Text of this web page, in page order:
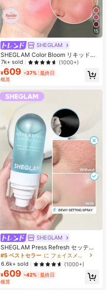
15
SHEGLAM
SHEGLAM Color Bloom リキッドチ
ークマット仕上げ-Love Cake チー
ク 女性と女の子のためのブランドビ
ューティーコスメメイクアップ
7k+ sold (1000+)
¥609 -37% 最終日
概算
SHEGLAM
SHEGLAM Press Refresh セッティ
ングスプレー 女性と女の子のための
ブランドビューティーコスメメイク
アップ
#5 ベストセラー
に フェイスメイク
6.6k+ sold
(1000+)
¥609 -42% 最終日
概算